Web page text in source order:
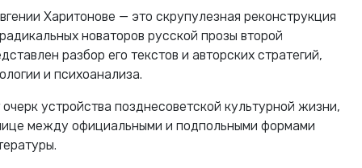
Харитонове — это скрупулезная реконструкция
новаторов русской прозы второй
разбор его текстов и авторских стратегий,
и психоанализа.
устройства позднесоветской культурной жизни,
между официальными и подпольными формами